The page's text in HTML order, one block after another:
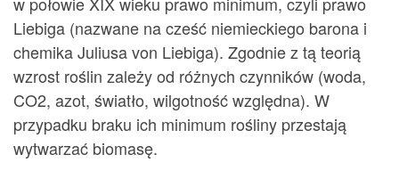
Liebiga (nazwane na cześć niemieckiego barona i
chemika Juliusa von Liebiga). Zgodnie z tą teorią
wzrost roślin zależy od różnych czynników (woda,
CO2, azot, światło, wilgotność względna). W
przypadku braku ich minimum rośliny przestają
wytwarzać biomasę.